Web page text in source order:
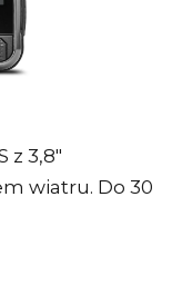
3,8″
wiatru. Do 30